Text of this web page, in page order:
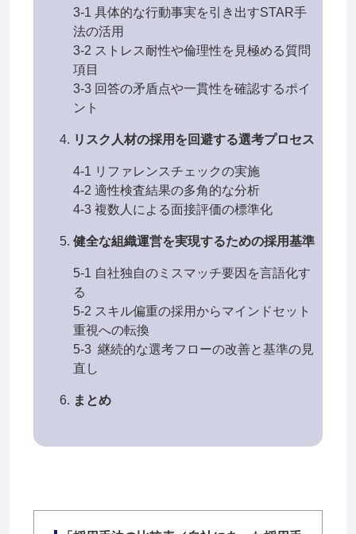
3-1 具体的な行動事実を引き出すSTAR手
法の活用
3-2 ストレス耐性や倫理性を見極める質問
項目
3-3 回答の矛盾点や一貫性を確認するポイ
ント
リスク人材の採用を回避する選考プロセス
4-1 リファレンスチェックの実施
4-2 適性検査結果の多角的な分析
4-3 複数人による面接評価の標準化
健全な組織運営を実現するための採用基準
5-1 自社独自のミスマッチ要因を言語化す
る
5-2 スキル偏重の採用からマインドセット
重視への転換
5-3 継続的な選考フローの改善と基準の見
直し
まとめ